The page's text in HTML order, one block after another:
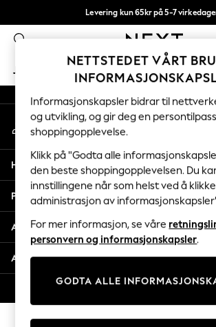
Levering kun 65kr på 5-7
Vi betaler alle tollavgifter
JENTER GUTTER BABY
GIRLS
New In
50 - 92cm
98 - 110cm
116 - 134cm
140 - 174cm
Trending: Top & Short Sets
Trending: Clogs
Toy Story
THE SET
Coats & Jackets
Sweatshirts & Hoodies
Knitwear
An error occurred on client
Våre sosiale nettverk
Min konto
Logg inn på kontoen din
Hjelp
Personvern & Juridisk
Avdelinger
Andre tjenester
NETTSTEDET VÅRT
Informasjonskapsler bidrar til
og utvikling, og gir deg en
shoppingopplevelse.
Klikk på "Godta alle
den beste shoppingopplevelsen. Du
innstillingene når som helst ved å
administrasjon av
For mer informasjon, se våre
personvern og informasjonskapsler.
GODTA ALLE